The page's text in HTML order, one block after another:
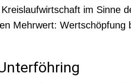
im Sinne
Mehrwert: Wertschöpfung